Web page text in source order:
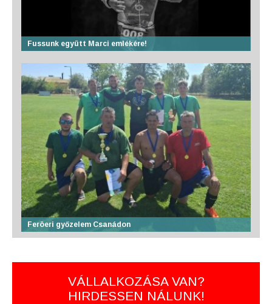
Fussunk együtt Marci emlékére!
Feröeri győzelem Csanádon
VÁLLALKOZÁSA VAN?
HIRDESSEN NÁLUNK!